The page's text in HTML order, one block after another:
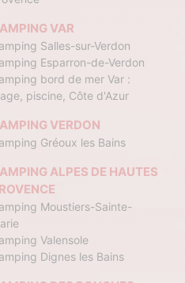
VAR
Salles-sur-Verdon
Esparron-de-Verdon
bord de mer Var :
piscine, Côte d'Azur
VERDON
Gréoux les Bains
ALPES DE HAUTES
Moustiers-Sainte-
Valensole
Dignes les Bains